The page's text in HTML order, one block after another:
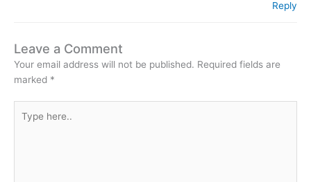
Reply
Leave a Comment
Your email address will not be published. Required fields are
marked *
here..